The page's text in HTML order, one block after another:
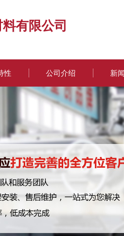
有限公司
性 公司介绍 新